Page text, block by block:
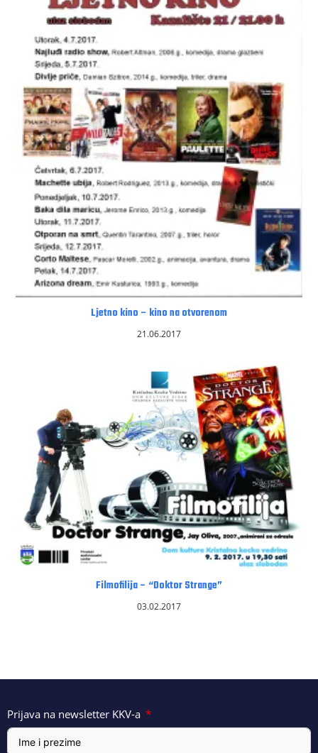
Ljetno kino – kino na otvorenom
21.06.2017
Filmofilija – “Doktor Strange”
03.02.2017
Prijava na newsletter KKV-a